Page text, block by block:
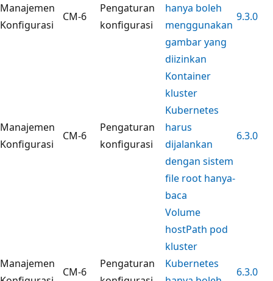
Manajemen
Konfigurasi
CM-6
Pengaturan
konfigurasi
hanya boleh
menggunakan
gambar yang
diizinkan
9.3.0
Manajemen
Konfigurasi
CM-6
Pengaturan
konfigurasi
Kontainer
kluster
Kubernetes
harus
dijalankan
dengan sistem
file root hanya-
baca
6.3.0
Manajemen
CM-6
Pengaturan
Volume
hostPath pod
kluster
Kubernetes
6.3.0